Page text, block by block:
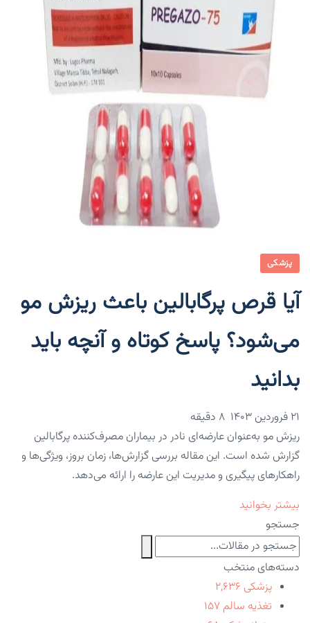
پزشکی
آیا قرص پرگابالین باعث ریزش مو
می‌شود؟ پاسخ کوتاه و آنچه باید
بدانید
۲۱ فروردین ۱۴۰۳
ریزش مو به‌عنوان عارضه‌ای نادر در بیماران مصرف‌کننده پرگابالین
گزارش شده است. این مقاله بررسی گزارش‌ها، زمان بروز، ویژگی‌ها و
راهکارهای پیگیری و مدیریت این عارضه را ارائه می‌دهد.
بیشتر بخوانید
جستجو
دسته‌های منتخب
پزشکی ۲,۶۳۶
تغذیه سالم ۱۵۷